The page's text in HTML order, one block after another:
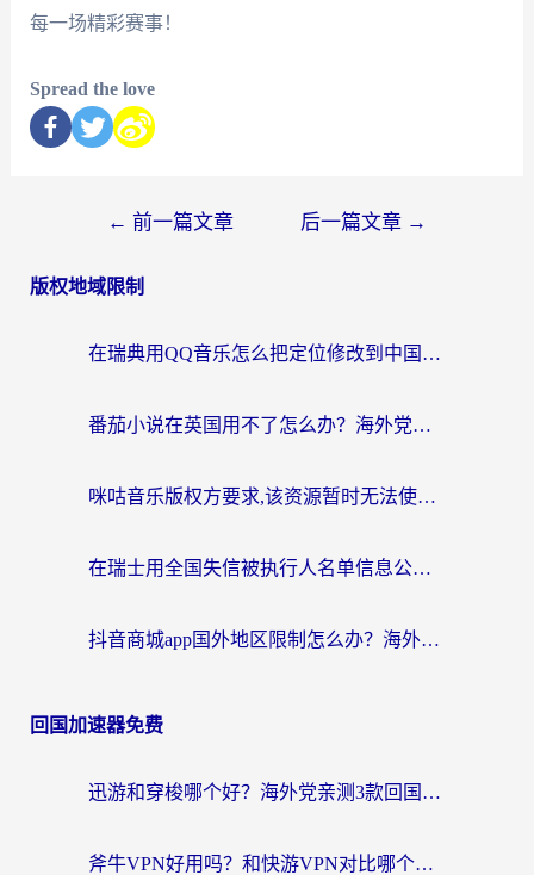
每一场精彩赛事！
Spread the love
← 前一篇文章 后一篇文章 →
版权地域限制
在瑞典用QQ音乐怎么把定位修改到中国国内？留学生亲测有效的回国加速方案
番茄小说在英国用不了怎么办？海外党亲测有效的回国加速解决方案
咪咕音乐版权方要求,该资源暂时无法使用？海外党这样解决听歌听书+看剧炒股难题
在瑞士用全国失信被执行人名单信息公布与查询地区限制怎么办？还能看欧洲杯直播和咪咕视频吗？
抖音商城app国外地区限制怎么办？海外党解锁国内内容的实用指南
回国加速器免费
迅游和穿梭哪个好？海外党亲测3款回国加速器+手游加速对比，附避坑指南
斧牛VPN好用吗？和快游VPN对比哪个回国效果更好？马来西亚留学生亲测分享